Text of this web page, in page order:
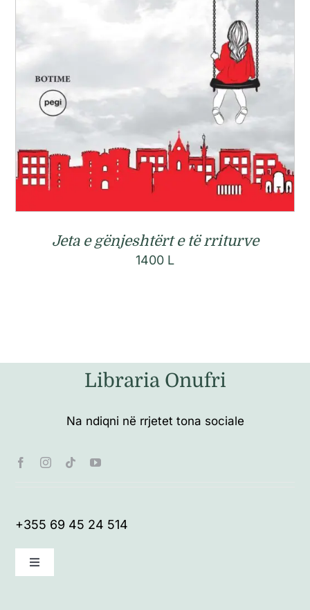
Jeta e gënjeshtërt e të rriturve
1400 L
Libraria Onufri
Na ndiqni në rrjetet tona sociale
+355 69 45 24 514
Toggle